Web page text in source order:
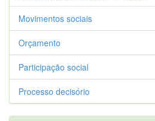
Movimentos sociais
Orçamento
Participação social
Processo decisório